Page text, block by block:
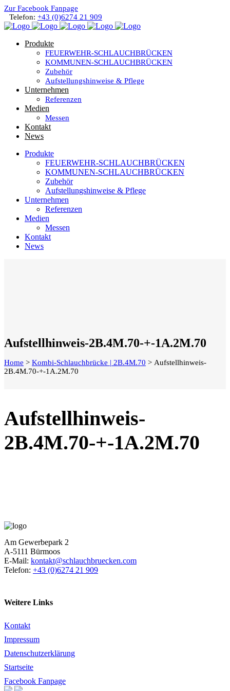
Zur Facebook Fanpage
Telefon: +43 (0)6274 21 909
Produkte
FEUERWEHR-SCHLAUCHBRÜCKEN
KOMMUNEN-SCHLAUCHBRÜCKEN
Zubehör
Aufstellungshinweise & Pflege
Unternehmen
Referenzen
Medien
Messen
Kontakt
News
Produkte
FEUERWEHR-SCHLAUCHBRÜCKEN
KOMMUNEN-SCHLAUCHBRÜCKEN
Zubehör
Aufstellungshinweise & Pflege
Unternehmen
Referenzen
Medien
Messen
Kontakt
News
Aufstellhinweis-2B.4M.70-+-1A.2M.70
Home > Kombi-Schlauchbrücke | 2B.4M.70 > Aufstellhinweis-
2B.4M.70-+-1A.2M.70
Aufstellhinweis-
2B.4M.70-+-1A.2M.70
Am Gewerbepark 2
A-5111 Bürmoos
E-Mail: kontakt@schlauchbruecken.com
Telefon: +43 (0)6274 21 909
Weitere Links
Kontakt
Impressum
Datenschutzerklärung
Startseite
Facebook Fanpage